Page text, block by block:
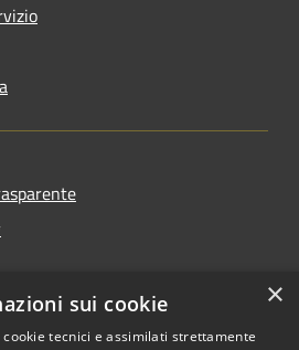
×
sui cookie
tecnici e assimilati strettamente